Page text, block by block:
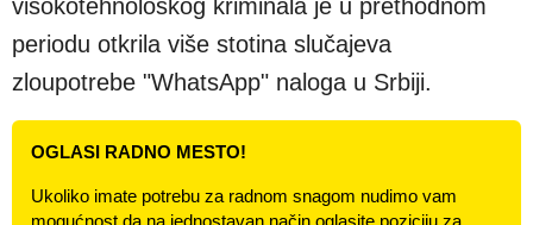
visokotehnološkog kriminala je u prethodnom
periodu otkrila više stotina slučajeva
zloupotrebe "WhatsApp" naloga u Srbiji.
OGLASI RADNO MESTO!
Ukoliko imate potrebu za radnom snagom nudimo vam